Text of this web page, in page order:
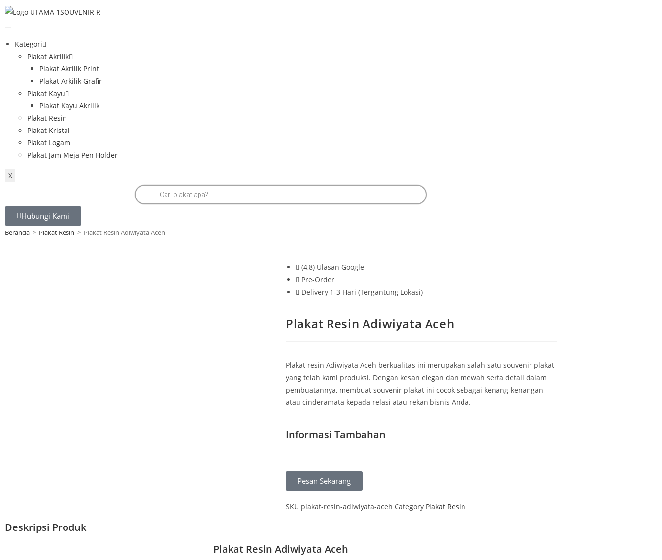
Kategori
Plakat Akrilik
Plakat Akrilik Print
Plakat Arkilik Grafir
Plakat Kayu
Plakat Kayu Akrilik
Plakat Resin
Plakat Kristal
Plakat Logam
Plakat Jam Meja Pen Holder
X
Hubungi Kami
Beranda > Plakat Resin > Plakat Resin Adiwiyata Aceh
(4,8) Ulasan Google
Pre-Order
Delivery 1-3 Hari (Tergantung Lokasi)
Plakat Resin Adiwiyata Aceh
Plakat resin Adiwiyata Aceh berkualitas ini merupakan salah satu souvenir plakat
yang telah kami produksi. Dengan kesan elegan dan mewah serta detail dalam
pembuatannya, membuat souvenir plakat ini cocok sebagai kenang-kenangan
atau cinderamata kepada relasi atau rekan bisnis Anda.
Informasi Tambahan
Pesan Sekarang
SKU plakat-resin-adiwiyata-aceh Category Plakat Resin
Deskripsi Produk
Plakat Resin Adiwiyata Aceh